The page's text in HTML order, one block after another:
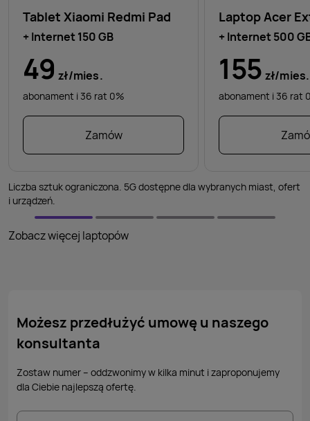
Tablet Xiaomi Redmi Pad
+ Internet 150GB
49 zł/mies.
abonament i 36 rat 0%
Zamów
Laptop Acer
+ Internet 500
155 zł/mies.
abonament i 36 rat
Liczba sztuk ograniczona. 5G dostępne dla wybranych miast, ofert
i urządzeń.
Zobacz więcej laptopów
Możesz przedłużyć umowęu naszego
konsultanta
Zostaw numer – oddzwonimy w kilka minut i zaproponujemy
dla Ciebie najlepszą ofertę.